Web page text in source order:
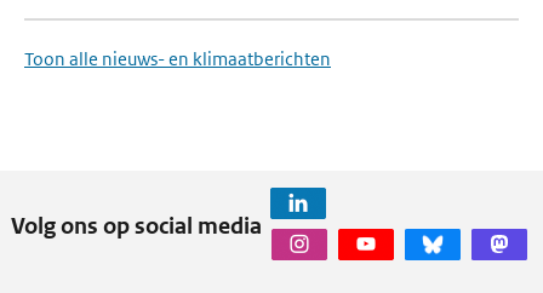
Toon alle nieuws- en klimaatberichten
Volg ons op social media